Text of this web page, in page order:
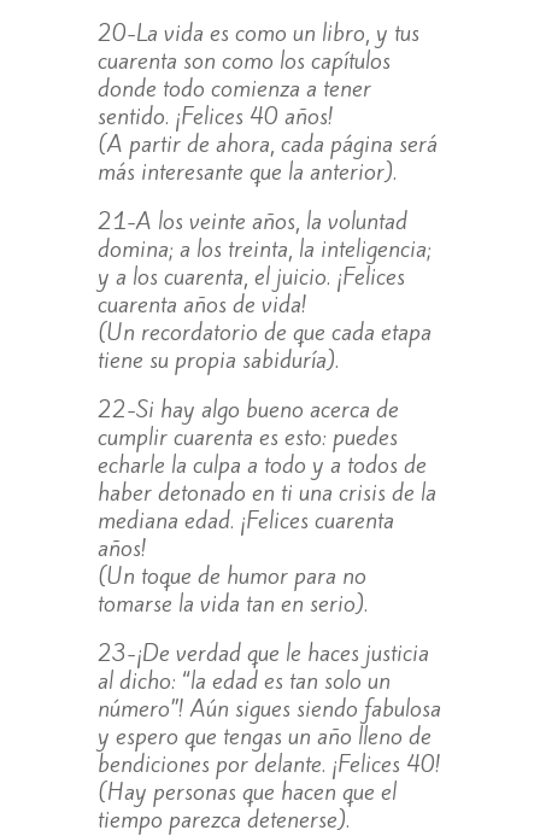
20-La vida es como un libro, y tus
cuarenta son como los capítulos
donde todo comienza a tener
sentido. ¡Felices 40 años!
(A partir de ahora, cada página será
más interesante que la anterior).
21-A los veinte años, la voluntad
domina; a los treinta, la inteligencia;
y a los cuarenta, el juicio. ¡Felices
cuarenta años de vida!
(Un recordatorio de que cada etapa
tiene su propia sabiduría).
22-Si hay algo bueno acerca de
cumplir cuarenta es esto: puedes
echarle la culpa a todo y a todos de
haber detonado en ti una crisis de la
mediana edad. ¡Felices cuarenta
años!
(Un toque de humor para no
tomarse la vida tan en serio).
23-¡De verdad que le haces justicia
al dicho: “la edad es tan solo un
número”! Aún sigues siendo fabulosa
y espero que tengas un año lleno de
bendiciones por delante. ¡Felices 40!
(Hay personas que hacen que el
tiempo parezca detenerse).